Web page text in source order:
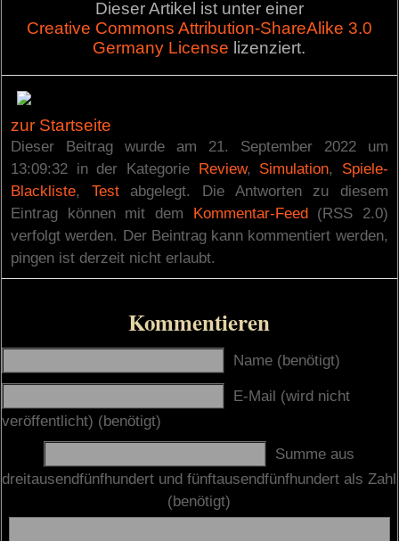
Dieser Artikel ist unter einer
Creative Commons Attribution-ShareAlike 3.0
Germany License lizenziert.
zur Startseite
Dieser Beitrag wurde am 21. September 2022 um
13:09:32 in der Kategorie Review, Simulation, Spiele-
Blackliste, Testabgelegt. Die Antworten zu diesem
Eintrag können mit dem Kommentar-Feed(RSS 2.0)
verfolgt werden. Der Beintrag kann kommentiert werden,
pingen ist derzeit nicht erlaubt.
Kommentieren
Name (benötigt)
E-Mail (wird nicht
veröffentlicht) (benötigt)
Summe aus
dreitausendfünfhundert und fünftausendfünfhundert als Zahl
(benötigt)